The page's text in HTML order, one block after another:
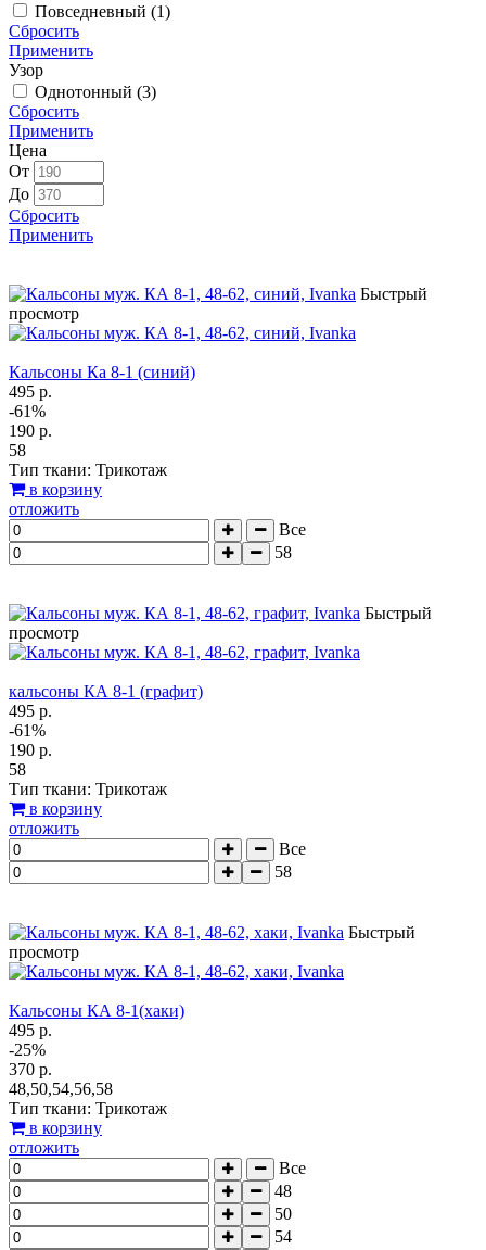
Повседневный (1)
Сбросить
Применить
Узор
Однотонный (3)
Сбросить
Применить
Цена
От
До
Сбросить
Применить
Быстрый
просмотр
Кальсоны Ка 8-1 (синий)
495 р.
-61%
190 р.
58
Тип ткани: Трикотаж
в корзину
отложить
Все
58
Быстрый
просмотр
кальсоны КА 8-1 (графит)
495 р.
-61%
190 р.
58
Тип ткани: Трикотаж
в корзину
отложить
Все
58
Быстрый
просмотр
Кальсоны КА 8-1(хаки)
495 р.
-25%
370 р.
48,50,54,56,58
Тип ткани: Трикотаж
в корзину
отложить
Все
48
50
54